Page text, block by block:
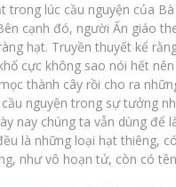
trong lúc cầu nguyện của
cạnh đó, người Ấn giáo
hạt. Truyền thuyết kể
cực không sao nói hết
thành cây rồi cho ra
nguyện trong sự tưởng
nay chúng ta vẫn dùng để
là những loại hạt thiêng,
như vô hoạn tử, còn có